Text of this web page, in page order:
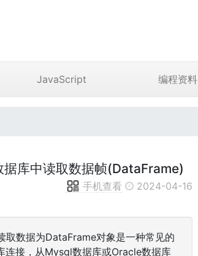
JavaScript 编程资料
库中读取数据帧(DataFrame)
手机查看 2024-04-16
数据为DataFrame对象是一种常见的
接，从Mysql数据库或Oracle数据库